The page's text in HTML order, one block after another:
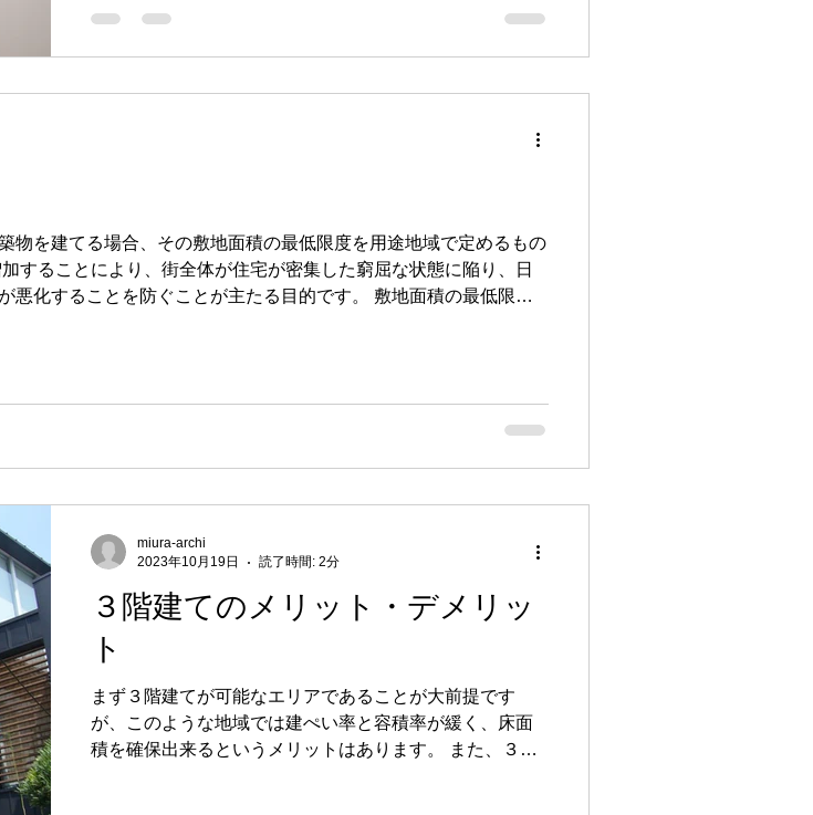
さを決めていきます。 住宅が建て込んでいる地域では、
た、道路に面した場所の窓は、プライバシーを守るため
介して空間全体に回り、窓の大きさ以上の効果が得られ
ると同時にセキュリティ上の観点からも適しています。
...
物を建てる場合、その敷地面積の最低限度を用途地域で定めるもの
とを防ぐことが主たる目的です。 敷地面積の最低限度
満たない敷地は、指定
、一般的な住宅地である建
３階建てのメリット・デメリッ
ト
まず３階建てが可能なエリアであることが大前提です
が、このような地域では建ぺい率と容積率が緩く、床面
積を確保出来るというメリットはあります。 また、３層
miura-archi
2023年10月19日
読了時間: 2分